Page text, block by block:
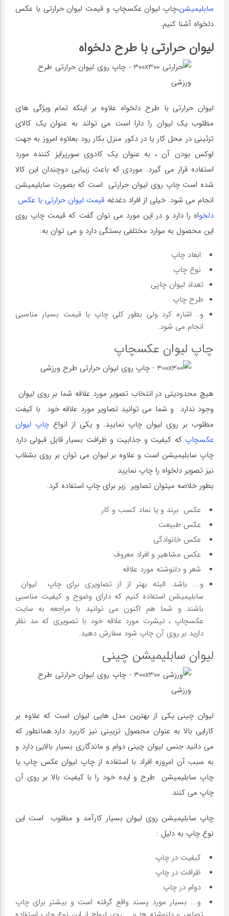
سابلیمیشن،چاپ لیوان عکسچاپ و قیمت لیوان حرارتی با عکس
دلخواه آشنا کنیم.
لیوان حرارتی با طرح دلخواه
لیوان حرارتی با طرح دلخواه علاوه بر اینکه تمام ویژگی های
مطلوب یک لیوان را دارا است می تواند به عنوان یک کالای
تزئینی در محل کار یا در دکور منزل بکار رود بعلاوه امروز به جهت
لوکس بودن آن ، به عنوان یک کادوی سورپرایز کننده مورد
استفاده قرار می گیرد. موردی که باعث زیبایی دوچندان این کالا
شده است چاپ روی لیوان حرارتی است که بصورت سابلیمیشن
انجام می شود. خیلی از افراد دغدغه قیمت لیوان حرارتی با عکس
دلخواه را دارد و در این مورد می توان گفت که قیمت چاپ روی
این محصول به موارد مختلفی بستگی دارد و می توان به:
ابعاد چاپ
نوع چاپ
تعداد لیوان چاپی
طرح چاپ
و.. اشاره کرد ولی بطور کلی چاپ با قیمت بسیار مناسبی
انجام می شود.
چاپ لیوان عکسچاپ
هیچ محدودیتی در انتخاب تصویر مورد علاقه شما بر روی لیوان
وجود ندارد و شما می توانید تصاویر مورد علاقه خود با کیفت
مطلوب بر روی لیوان چاپ نمایید. و یکی از انواعچاپ لیوان
عکسچاپ که کیفیت و جذابیت و ظرافت بسیار قابل قبولی دارد
چاپ سابلیمیشن است و علاوه بر لیوان می توان بر روی بشقاب
نیز تصویر دلخواه را چاپ نمایید
بطور خلاصه میتوان تصاویر زیر برای چاپ استفاده کرد.
عکس برند و یا نماد کسب و کار
عکس طبیعت
عکس خانوادگی
عکس مشاهیر و افراد معروف
شعر و دلنوشته مورد علاقه
و…. باشد. البته بهتر از از تصاویری برای چاپ لیوان
سابلیمیشن استفاده کنیم که دارای وضوح و کیفیت مناسبی
باشند و شما هم اکنون می توانید با مراجعه به سایت
عکسچاپ ، تیشرت مورد علاقه خود با تصویری که مد نظر
دارید بر روی آن چاپ شود سفارش دهید.
لیوان سابلیمیشن چینی
لیوان چینی یکی از بهترین مدل هایی لیوان است که علاوه بر
کارایی بالا به عنوان محصول تزیینی نیز کاربرد دارد.همانطور که
می دانید جنس لیوان چینی دوام و ماندگاری بسیار بالایی دارد و
به سبب آن امروزه افراد با استفاده از چاپ لیوان عکس چاپ یا
چاپ سابلیمیشن طرح و ایده خود را با کیفیت بالا بر روی آن
چاپ می کنند.
چاپ سابلیمیشن روی لیوان بسیار کارآمد و مطلوب است این
نوع چاپ به دلیل :
کیفیت در چاپ
ظرافت در چاپ
دوام در چاپ
و…. بسیار مورد پسند واقع گرفته است و بیشتر برای چاپ